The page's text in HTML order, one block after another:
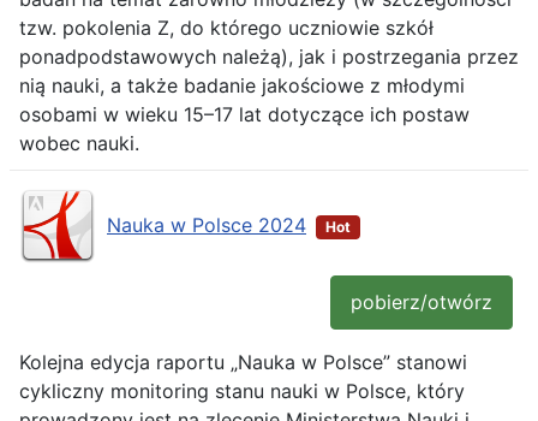
tzw. pokolenia Z, do którego uczniowie szkół
ponadpodstawowych należą), jak i postrzegania przez
nią nauki, a także badanie jakościowe z młodymi
osobami w wieku 15–17 lat dotyczące ich postaw
wobec nauki.
Nauka w Polsce 2024 Hot
pobierz/otwórz
Kolejna edycja raportu „Nauka w Polsce” stanowi
cykliczny monitoring stanu nauki w Polsce, który